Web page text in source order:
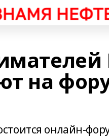
на
онлайн-